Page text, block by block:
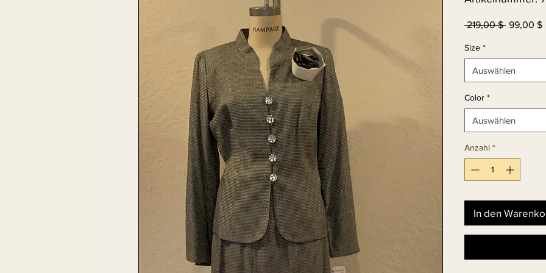
219,00 $ 99,00 $
Size *
Auswählen
Color *
Auswählen
Anzahl *
In den